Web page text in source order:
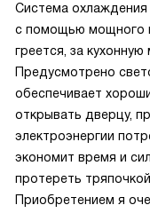
Система
с помощью мощного
греется, за
Предусмотрено
обеспечивает
открывать дверцу,
электроэнергии
экономит время и
протереть
Приобретением я